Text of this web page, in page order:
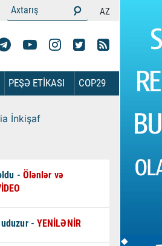
AZ
PEŞƏ ETİKASI COP29
- Ölənlər və
- YENİLƏNİR